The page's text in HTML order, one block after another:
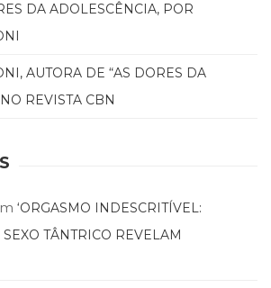
DA ADOLESCÊNCIA, POR
AUTORA DE “AS DORES DA
REVISTA CBN
‘ORGASMO INDESCRITÍVEL:
TÂNTRICO REVELAM